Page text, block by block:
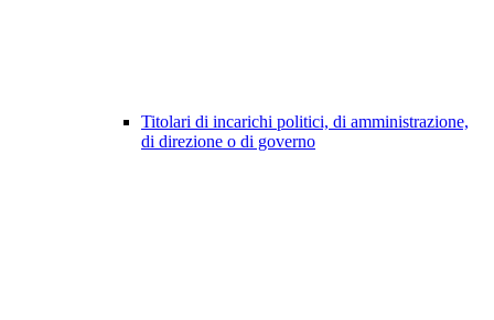
Titolari di incarichi politici, di amministrazione,
di direzione o di governo